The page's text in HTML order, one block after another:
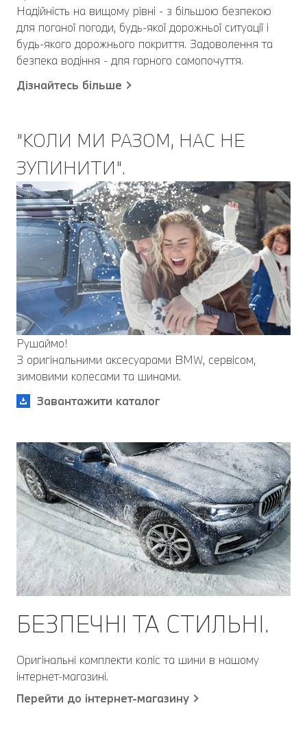
Надійність на вищому рівні - з більшою безпекою
для поганої погоди, будь-якої дорожньої ситуації і
будь-якого дорожнього покриття. Задоволення та
безпека водіння - для гарного самопочуття.
Дізнайтесь більше
"КОЛИ МИ РАЗОМ, НАС НЕ
ЗУПИНИТИ".
Рушаймо!
З оригінальними аксесуарами BMW, сервісом,
зимовими колесами та шинами.
Завантажити каталог
БЕЗПЕЧНІ ТА СТИЛЬНІ.
Оригінальні комплекти коліс та шини в нашому
інтернет-магазині.
Перейти до інтернет-магазину